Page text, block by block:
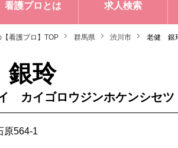
看護プロとは 求人検索
看護プロ】TOP 群馬県 渋川市 老健 銀
玲
カイゴロウジンホケンシセ
原564-1